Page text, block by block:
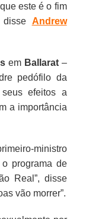
este é o fim
disse Andrew
em Ballarat–
pedófilo da
efeitos a
a importância
ministro
programa de
Real”, disse
vão morrer”.